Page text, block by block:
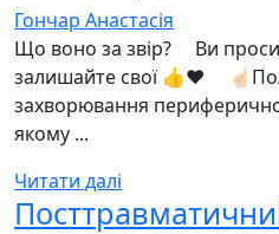
Гончар Анастасія
Що воно за звір? ⠀ Ви
залишайте свої 👍❤️ ⠀
захворювання
якому ...
Читати далі